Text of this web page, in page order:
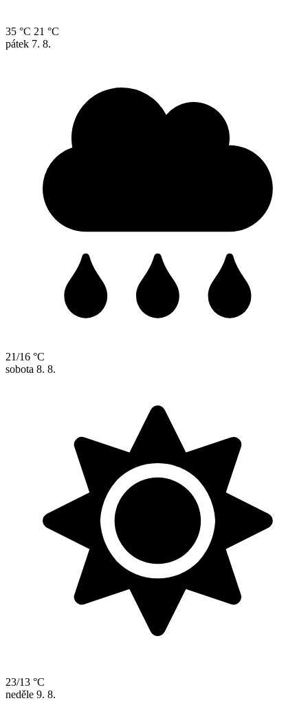
35 °C 21 °C
pátek 7. 8.
21/16 °C
sobota 8. 8.
23/13 °C
neděle 9. 8.